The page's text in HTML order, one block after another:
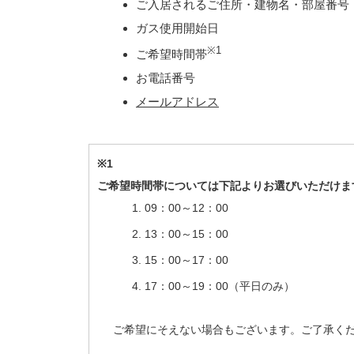
ご入居されるご住所・建物名・部屋番号
ガス使用開始日
ご希望時間帯※1
お電話番号
メールアドレス
※1
ご希望時間帯については下記よりお選びいただけま
09：00～12：00
13：00～15：00
15：00～17：00
17：00～19：00（平日のみ）
ご希望にそえない場合もございます。ご了承くだ